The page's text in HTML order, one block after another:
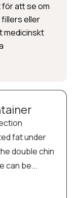
för att se om
eller
medicinskt
fat under
double chin
can be...